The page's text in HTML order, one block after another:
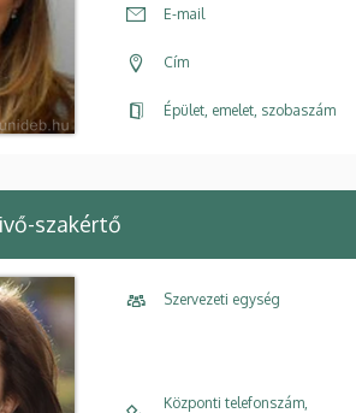
E-mail
Cím
Épület, emelet, szobaszám
szakértő
Szervezeti egység
Központi telefonszám,